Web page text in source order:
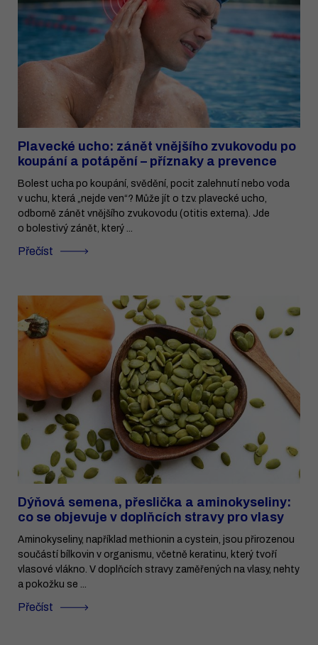
Plavecké ucho: zánět vnějšího zvukovodu po
koupání a potápění – příznaky a prevence
Bolest ucha po koupání, svědění, pocit zalehnutí nebo voda
v uchu, která „nejde ven“? Může jít o tzv. plavecké ucho,
odborně zánět vnějšího zvukovodu (otitis externa). Jde
o bolestivý zánět, který ...
Přečíst
Dýňová semena, přeslička a aminokyseliny:
co se objevuje v doplňcích stravy pro vlasy
Aminokyseliny, například methionin a cystein, jsou přirozenou
součástí bílkovin v organismu, včetně keratinu, který tvoří
vlasové vlákno. V doplňcích stravy zaměřených na vlasy, nehty
a pokožku se ...
Přečíst